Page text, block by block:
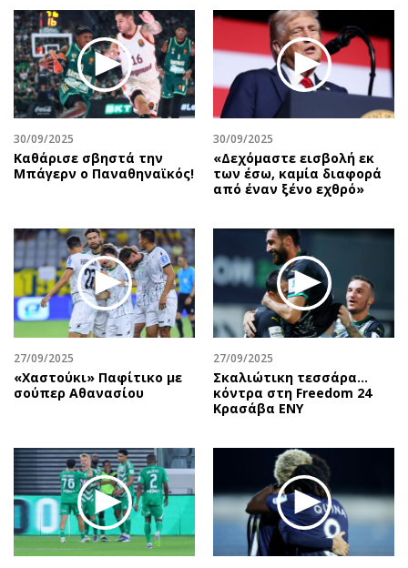
30/09/2025
Καθάρισε σβηστά την
Μπάγερν ο Παναθηναϊκός!
30/09/2025
«Δεχόμαστε εισβολή εκ
των έσω, καμία διαφορά
από έναν ξένο εχθρό»
27/09/2025
«Χαστούκι» Παφίτικο με
σούπερ Αθανασίου
27/09/2025
Σκαλιώτικη τεσσάρα…
κόντρα στη Freedom 24
Κρασάβα ΕΝΥ